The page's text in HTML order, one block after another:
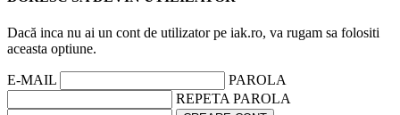
Dacă inca nu ai un cont de utilizator pe iak.ro, va rugam sa folositi
aceasta optiune.
E-MAIL
PAROLA
REPETA PAROLA